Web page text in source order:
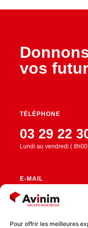
Pour offrir les meilleures
vos
TÉLÉPHONE
03 29 22
Lundi au vendredi (
E-MAIL